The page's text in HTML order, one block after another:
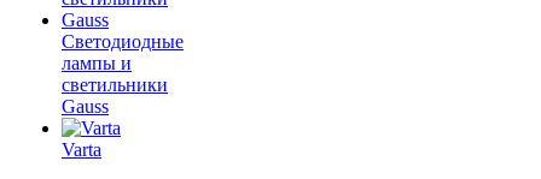
Светодиодные
лампы и
светильники
Gauss
Varta